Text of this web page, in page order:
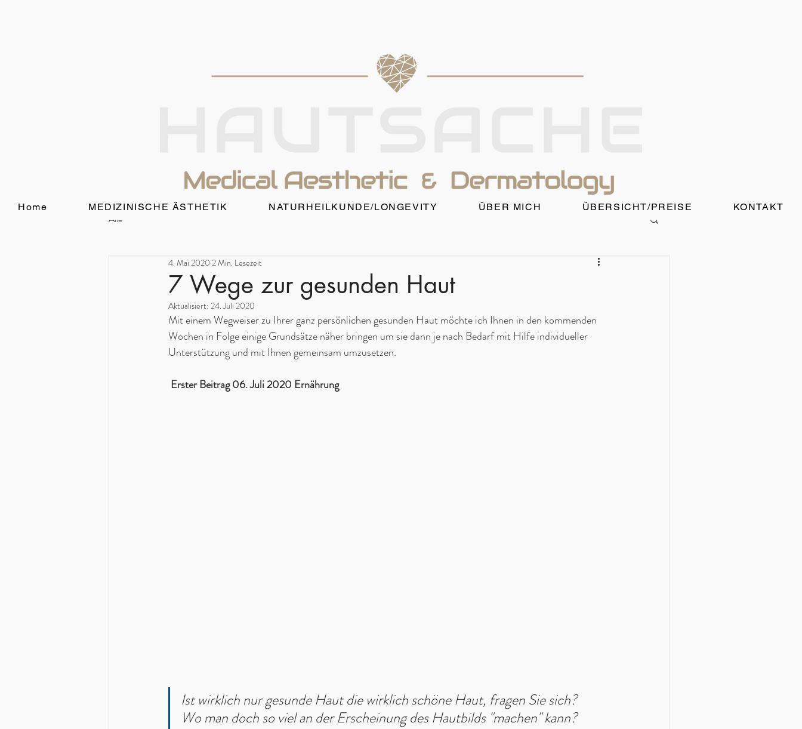
Alle
7 Wege zur gesunden Haut
4. Mai 2020 2 Min. Lesezeit
Aktualisiert: 24. Juli 2020
Mit einem Wegweiser zu Ihrer ganz persönlichen gesunden Haut möchte ich Ihnen in den kommenden
Wochen in Folge einige Grundsätze näher bringen um sie dann je nach Bedarf mit Hilfe individueller
Unterstützung und mit Ihnen gemeinsam umzusetzen.
Erster Beitrag 06. Juli 2020 Ernährung
Ist wirklich nur gesunde Haut die wirklich schöne Haut, fragen Sie sich?
Wo man doch so viel an der Erscheinung des Hautbilds "machen" kann?
Home MEDIZINISCHE ÄSTHETIK NATURHEILKUNDE/LONGEVITY ÜBER MICH ÜBERSICHT/PREISE KONTAKT